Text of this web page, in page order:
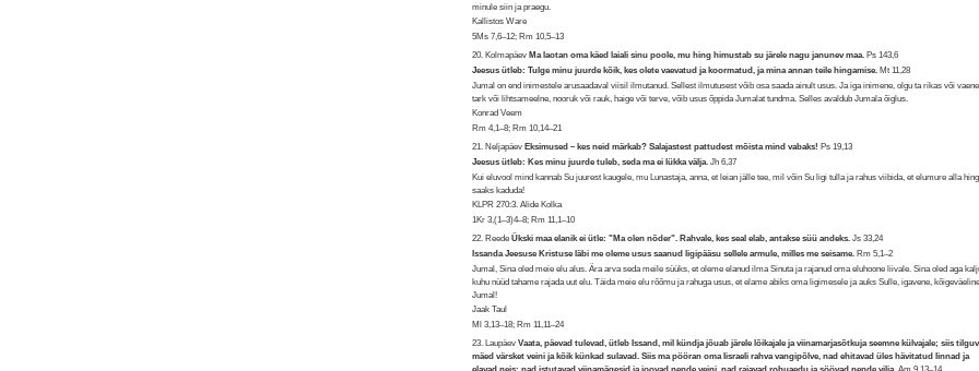
minule siin ja praegu.
Kallistos Ware
5Ms 7,6–12; Rm 10,5–13
20. Kolmapäev Ma laotan oma käed laiali sinu poole, mu hing himustab su järele nagu janunev maa. Ps 143,6
Jeesus ütleb: Tulge minu juurde kõik, kes olete vaevatud ja koormatud, ja mina annan teile hingamise. Mt 11,28
Jumal on end inimestele arusaadaval viisil ilmutanud. Sellest ilmutusest võib osa saada ainult usus. Ja iga inimene, olgu ta rikas või vaene,
tark või lihtsameelne, nooruk või rauk, haige või terve, võib usus õppida Jumalat tundma. Selles avaldub Jumala õiglus.
Konrad Veem
Rm 4,1–8; Rm 10,14–21
21. Neljapäev Eksimused – kes neid märkab? Salajastest pattudest mõista mind vabaks! Ps 19,13
Jeesus ütleb: Kes minu juurde tuleb, seda ma ei lükka välja.Jh 6,37
Kui eluvool mind kannab Su juurest kaugele, mu Lunastaja, anna, et leian jälle tee, mil võin Su ligi tulla ja rahus viibida, et elumure alla
saaks kaduda!
KLPR 270:3. Alide Kolka
1Kr 3,(1–3)4–8; Rm 11,1–10
22. ReedeÜkski maa elanik ei ütle: "Ma olen nõder". Rahvale, kes seal elab, antakse süü andeks.Js 33,24
Issanda Jeesuse Kristuse läbi me oleme usus saanud ligipääsu sellele armule, milles me seisame. Rm 5,1–2
Jumal, Sina oled meie elu alus. Ära arva seda meile süüks, et oleme elanud ilma Sinuta ja rajanud oma eluhoone liivale. Sina oled aga
kuhu nüüd tahame rajada uut elu. Täida meie elu rõõmu ja rahuga usus, et elame abiks oma ligimesele ja auks Sulle, igavene, kõigeväeline
Jumal!
Jaak Taul
Ml 3,13–18; Rm 11,11–24
23. LaupäevVaata, päevad tulevad, ütleb Issand, mil kündja jõuab järele lõikajale ja viinamarjasõtkuja seemne külvajale; siis
mäed värsket veini ja kõik künkad sulavad. Siis ma pööran oma Iisraeli rahva vangipõlve, nad ehitavad üles hävitatud linnad ja